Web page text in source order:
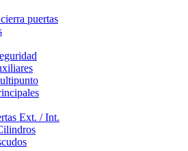
puertas
Ext. / Int.